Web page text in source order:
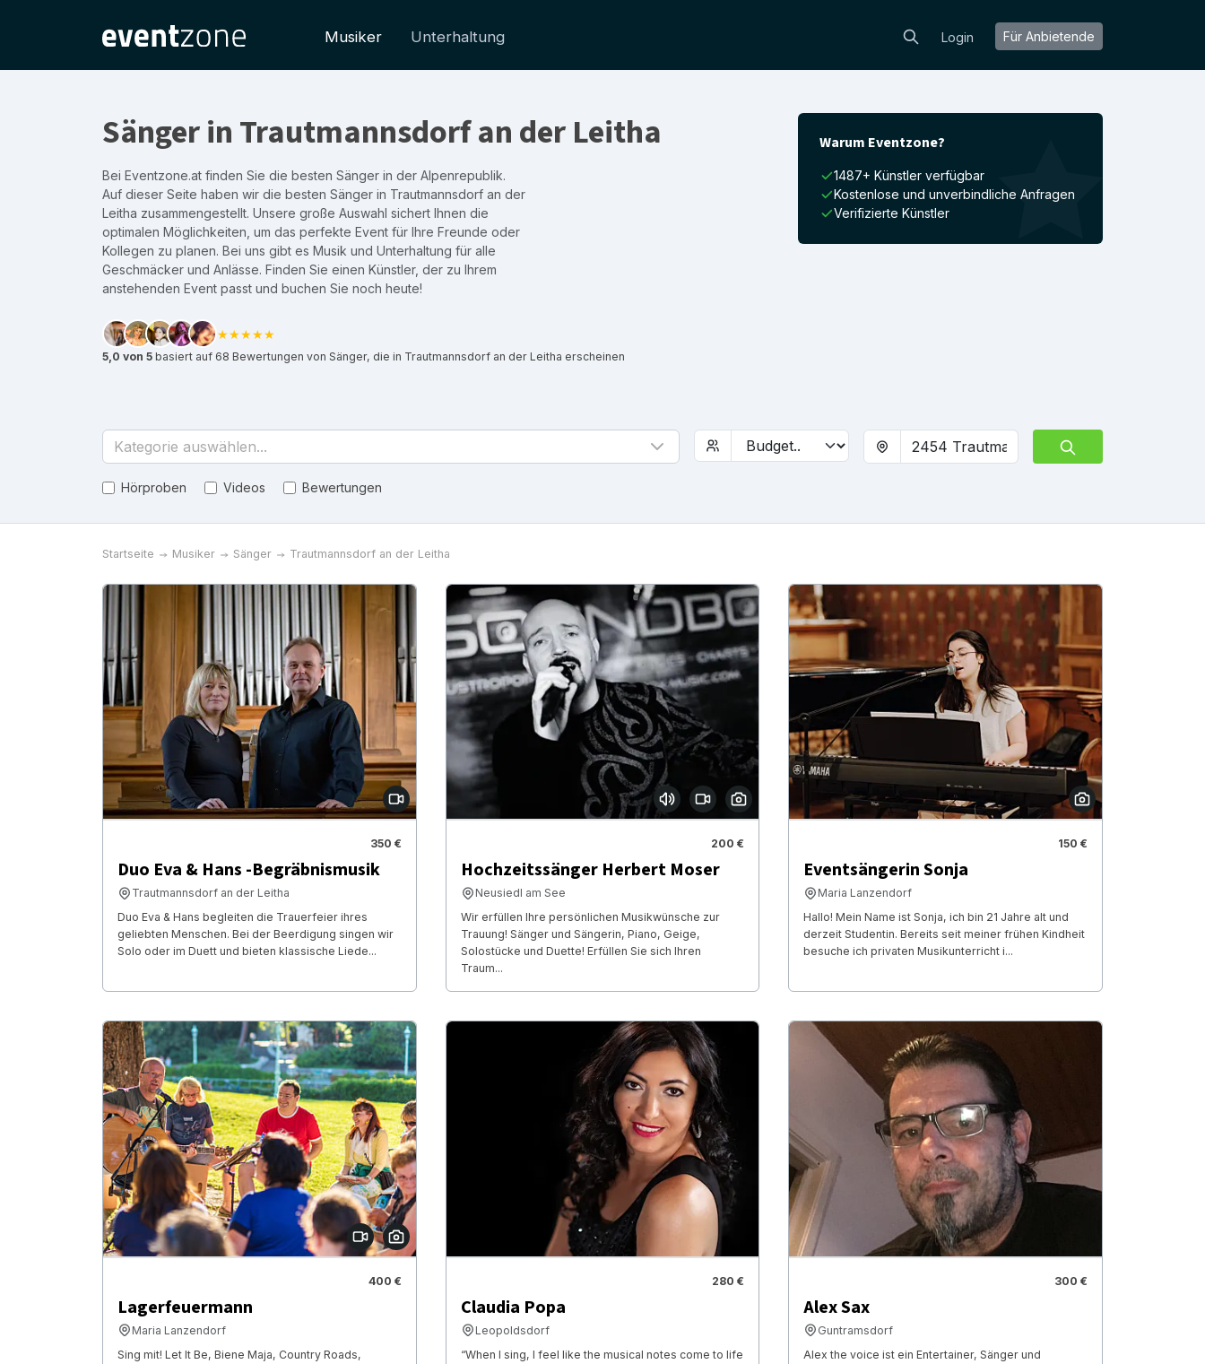
Musiker Unterhaltung Login Für Anbietende
Sänger in Trautmannsdorf an der Leitha
Bei Eventzone.at finden Sie die besten Sänger in der Alpenrepublik.
Auf dieser Seite haben wir die besten Sänger in Trautmannsdorf an der
Leitha zusammengestellt. Unsere große Auswahl sichert Ihnen die
optimalen Möglichkeiten, um das perfekte Event für Ihre Freunde oder
Kollegen zu planen. Bei uns gibt es Musik und Unterhaltung für alle
Geschmäcker und Anlässe. Finden Sie einen Künstler, der zu Ihrem
anstehenden Event passt und buchen Sie noch heute!
★★★★★
5,0 von 5 basiert auf 68 Bewertungen von Sänger, die in Trautmannsdorf an der Leitha erscheinen
Warum Eventzone?
1487+ Künstler verfügbar
Kostenlose und unverbindliche Anfragen
Verifizierte Künstler
Kategorie auswählen...
Hörproben Videos Bewertungen
Startseite Musiker Sänger Trautmannsdorf an der Leitha
350 €
Duo Eva & Hans -Begräbnismusik
Trautmannsdorf an der Leitha
Duo Eva & Hans begleiten die Trauerfeier ihres
geliebten Menschen. Bei der Beerdigung singen wir
Solo oder im Duett und bieten klassische Liede...
200 €
Hochzeitssänger Herbert Moser
Neusiedl am See
Wir erfüllen Ihre persönlichen Musikwünsche zur
Trauung! Sänger und Sängerin, Piano, Geige,
Solostücke und Duette! Erfüllen Sie sich Ihren
Traum...
150 €
Eventsängerin Sonja
Maria Lanzendorf
Hallo! Mein Name ist Sonja, ich bin 21 Jahre alt und
derzeit Studentin. Bereits seit meiner frühen Kindheit
besuche ich privaten Musikunterricht i...
400 €
Lagerfeuermann
Maria Lanzendorf
Sing mit! Let It Be, Biene Maja, Country Roads,
280 €
Claudia Popa
Leopoldsdorf
“When I sing, I feel like the musical notes come to life
300 €
Alex Sax
Guntramsdorf
Alex the voice ist ein Entertainer, Sänger und